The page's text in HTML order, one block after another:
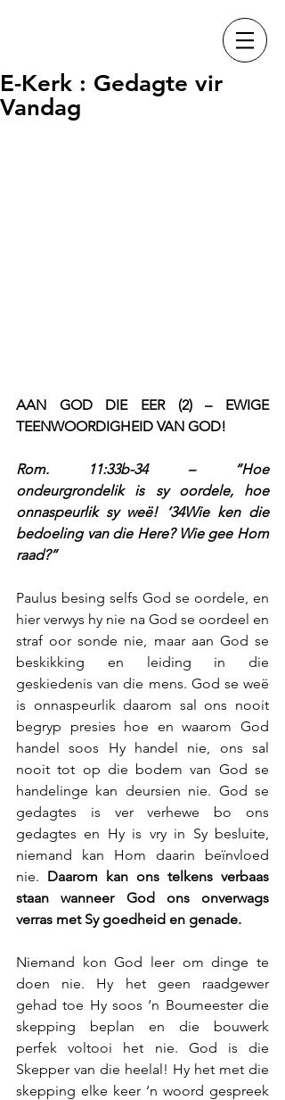
E-Kerk : Gedagte vir
Vandag
AAN GOD DIE EER (2) – EWIGE
TEENWOORDIGHEID VAN GOD!
Rom. 11:33b-34 – “Hoe
ondeurgrondelik is sy oordele, hoe
onnaspeurlik sy weë! ‘34Wie ken die
bedoeling van die Here? Wie gee Hom
raad?”
Paulus besing selfs God se oordele, en
hier verwys hy nie na God se oordeel en
straf oor sonde nie, maar aan God se
beskikking en leiding in die
geskiedenis van die mens. God se weë
is onnaspeurlik daarom sal ons nooit
begryp presies hoe en waarom God
handel soos Hy handel nie, ons sal
nooit tot op die bodem van God se
handelinge kan deursien nie. God se
gedagtes is ver verhewe bo ons
gedagtes en Hy is vry in Sy besluite,
niemand kan Hom daarin beïnvloed
nie. Daarom kan ons telkens verbaas
staan wanneer God ons onverwags
verras met Sy goedheid en genade.
Niemand kon God leer om dinge te
doen nie. Hy het geen raadgewer
gehad toe Hy soos ‘n Boumeester die
skepping beplan en die bouwerk
perfek voltooi het nie. God is die
Skepper van die heelal! Hy het met die
skepping elke keer ‘n woord gespreek